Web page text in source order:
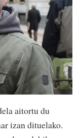
aitortu du
izan dituelako.